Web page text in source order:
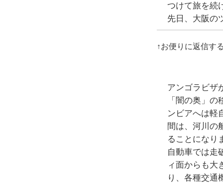
つけて旅を続
先日、大阪の
↑お便りに返信す
アンゴラビザ
「闇の奥」
ンビアへは軽
間は、河川の
ることになり
自動車では走
ィ面からも大
り、各種交通